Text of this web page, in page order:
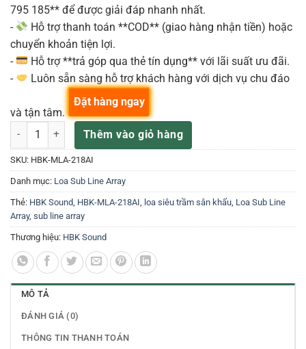
795 185** để được giải đáp nhanh nhất.
-
Hỗ trợ thanh toán **COD** (giao hàng nhận tiền) hoặc
chuyển khoản tiện lợi.
-
Hỗ trợ **trả góp qua thẻ tín dụng** với lãi suất ưu đãi.
-
Luôn sẵn sàng hỗ trợ khách hàng với dịch vụ chu đáo
và tận tâm.
MLA-218AI Loa Sub Line Array Acitve PowerSoft Công Suất Đỉnh
Thêm vào giỏ hàng
Đặt hàng ngay
SKU: HBK-MLA-218AI
Danh mục: Loa Sub Line Array
Thẻ: HBK Sound HBK-MLA-218AI loa siêu trầm sân khấu Loa Sub Line
Array, sub line array
Thương hiệu: HBK Sound
MÔ TẢ
ĐÁNH GIÁ (0)
THÔNG TIN THANH TOÁN